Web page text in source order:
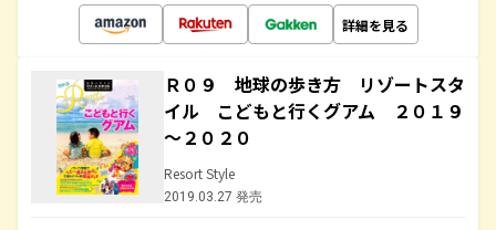
詳細を見る
Ｒ０９ 地球の歩き方 リゾートスタ
イル こどもと行くグアム ２０１９
～２０２０
Resort Style
2019.03.27 発売